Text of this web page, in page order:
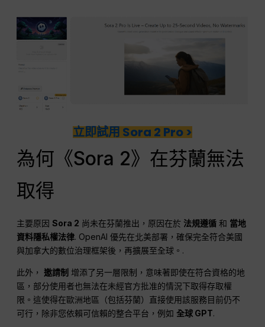
立即試用 Sora 2 Pro >
為何《Sora 2》在芬蘭無法
取得
主要原因Sora 2 尚未在芬蘭推出，原因在於 法規遵循 和 當地
資料隱私權法律. OpenAI 優先在北美部署，確保完全符合美國
與加拿大的數位治理框架後，再擴展至全球。.
此外，邀請制 增添了另一層限制，意味著即使在符合資格的地
區，部分使用者也無法在未經官方批准的情況下取得存取權
限。這使得在歐洲地區（包括芬蘭）直接使用該服務目前仍不
可行，除非您依賴可信賴的整合平台，例如 全球 GPT.